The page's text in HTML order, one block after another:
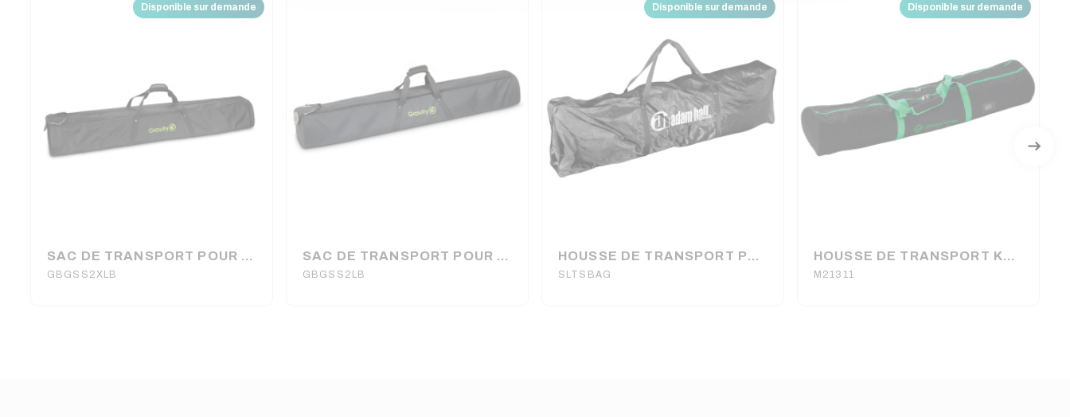
Disponible sur demande
SAC DE TRANSPORT POUR 2 PIEDS LUMIERE BGSS 2 XLB GRAVITY
GBGSS2XLB
SAC DE TRANSPORT POUR 2 PIEDS ENCEINTES LONG BGSS2LB GRAVITY
GBGSS2LB
Disponible sur demande
HOUSSE DE TRANSPORT POUR 2 PIEDS LUMIERE (150x40x15cm)
SLTSBAG
Disponible sur demande
HOUSSE DE TRANSPORT K&M POUR 2 PIEDS ENCEINTE / LUMIERE 120 x 25 x 25 cm
M21311